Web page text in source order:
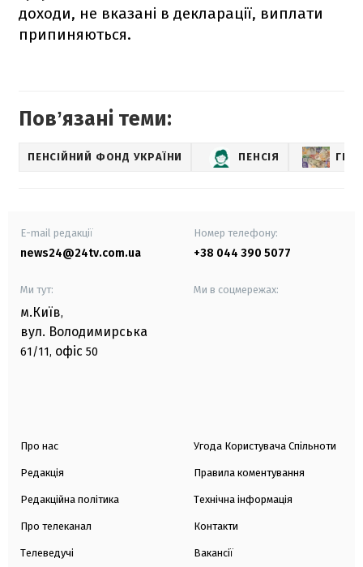
доходи, не вказані в декларації, виплати
припиняються.
Повʼязані теми:
ПЕНСІЙНИЙ ФОНД УКРАЇНИ ПЕНСІЯ
E-mail редакції
news24@24tv.com.ua
Номер телефону:
+38 044 390 5077
Ми тут:
м.Київ,
вул. Володимирська
61/11, офіс 50
Ми в соцмережах:
Про нас
Редакція
Редакційна політика
Про телеканал
Телеведучі
Угода Користувача Спільноти
Правила коментування
Технічна інформація
Контакти
Вакансії